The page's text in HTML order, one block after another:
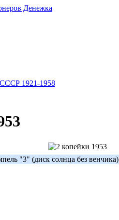
СССР 1921-1958
"3" (диск солнца без венчика)